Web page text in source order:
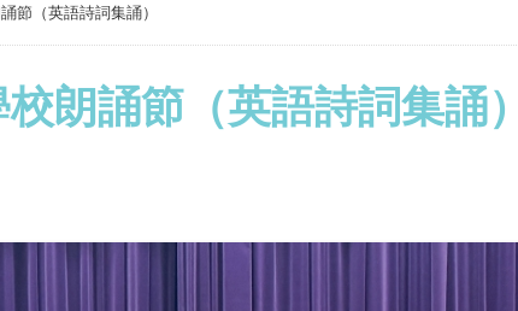
節（英語詩詞集誦）
朗誦節（英語詩詞集誦）